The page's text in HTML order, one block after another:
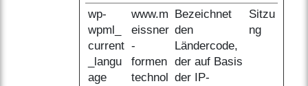
wp-
wpml_
current
_langu
age
www.m
eissner
-
formen
technol
Bezeichnet
den
Ländercode,
der auf Basis
der IP-
Sitzu
ng